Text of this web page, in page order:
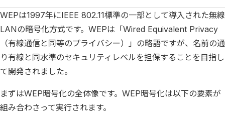
WEPは1997年にIEEE 802.11標準の一部として導入された無線
LANの暗号化方式です。WEPは「Wired Equivalent Privacy
（有線通信と同等のプライバシー）」の略語ですが、名前の通
り有線と同水準のセキュリティレベルを担保することを目指し
て開発されました。
まずはWEP暗号化の全体像です。WEP暗号化は以下の要素が
組み合わさって実行されます。